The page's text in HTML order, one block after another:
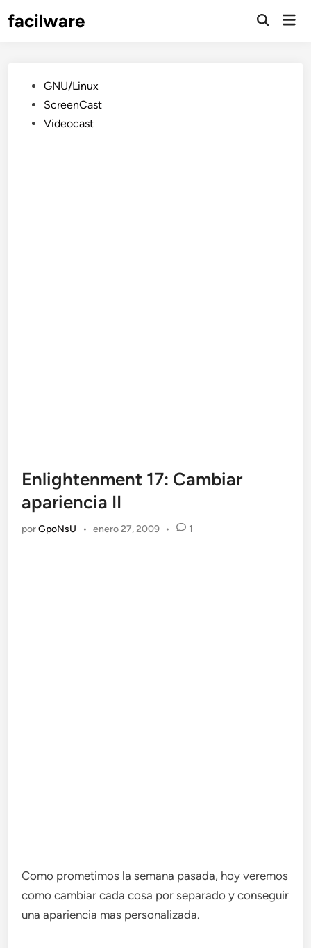
facilware
Publicado
en
GNU/Linux
ScreenCast
Videocast
Enlightenment 17: Cambiar
apariencia II
porGpoNsU • enero 27, 2009 • 1
Como prometimos la semana pasada, hoy veremos
como cambiar cada cosa por separado y conseguir
una apariencia mas personalizada.